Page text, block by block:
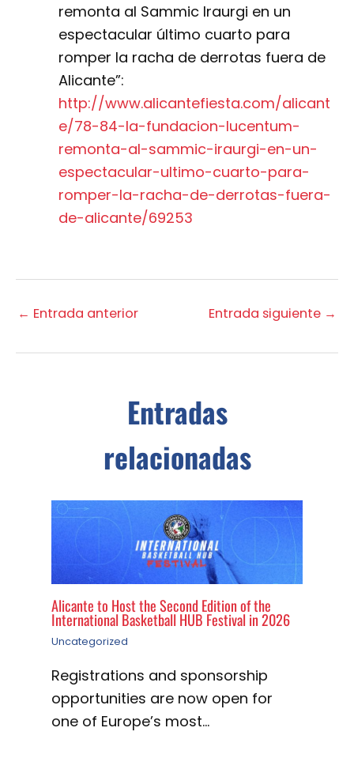
remonta al Sammic Iraurgi en un
espectacular último cuarto para
romper la racha de derrotas fuera de
Alicante”:
http://www.alicantefiesta.com/alicant
e/78-84-la-fundacion-lucentum-
remonta-al-sammic-iraurgi-en-un-
espectacular-ultimo-cuarto-para-
romper-la-racha-de-derrotas-fuera-
de-alicante/69253
← Entrada anterior Entrada siguiente →
Entradas
relacionadas
Alicante to Host the Second Edition of the
International Basketball HUB Festival in 2026
Uncategorized
Registrations and sponsorship
opportunities are now open for
one of Europe’s most…